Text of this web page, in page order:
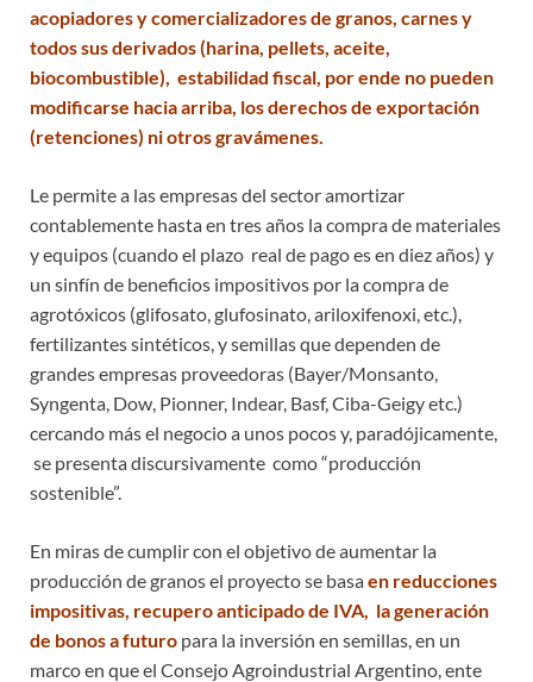
acopiadores y comercializadores de granos, carnes y
todos sus derivados (harina, pellets, aceite,
biocombustible), estabilidad fiscal, por ende no pueden
modificarse hacia arriba, los derechos de exportación
(retenciones) ni otros gravámenes.
Le permite a las empresas del sector amortizar
contablemente hasta en tres años la compra de materiales
y equipos (cuando el plazo real de pago es en diez años) y
un sinfín de beneficios impositivos por la compra de
agrotóxicos (glifosato, glufosinato, ariloxifenoxi, etc.),
fertilizantes sintéticos, y semillas que dependen de
grandes empresas proveedoras (Bayer/Monsanto,
Syngenta, Dow, Pionner, Indear, Basf, Ciba-Geigy etc.)
cercando más el negocio a unos pocos y, paradójicamente,
se presenta discursivamente como “producción
sostenible”.
En miras de cumplir con el objetivo de aumentar la
producción de granos el proyecto se basaen reducciones
impositivas, recupero anticipado de IVA, la generación
de bonos a futuro para la inversión en semillas, en un
marco en que el Consejo Agroindustrial Argentino, ente